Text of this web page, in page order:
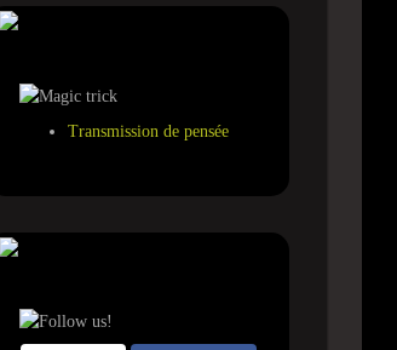
Transmission de pensée